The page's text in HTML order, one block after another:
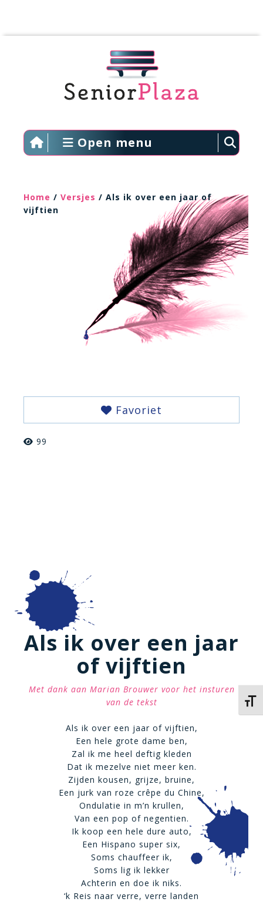
Open menu
Home / Versjes / Als ik over een jaar of
vijftien
Favoriet
99
Als ik over een jaar
of vijftien
Met dank aan Marian Brouwer voor het insturen
van de tekst
Als ik over een jaar of vijftien,
Een hele grote dame ben,
Zal ik me heel deftig kleden
Dat ik mezelve niet meer ken.
Zijden kousen, grijze, bruine,
Een jurk van roze crêpe du Chine,
Ondulatie in m’n krullen,
Van een pop of negentien.
Ik koop een hele dure auto,
Een Hispano super six,
Soms chauffeer ik,
Soms lig ik lekker
Achterin en doe ik niks.
‘k Reis naar verre, verre landen